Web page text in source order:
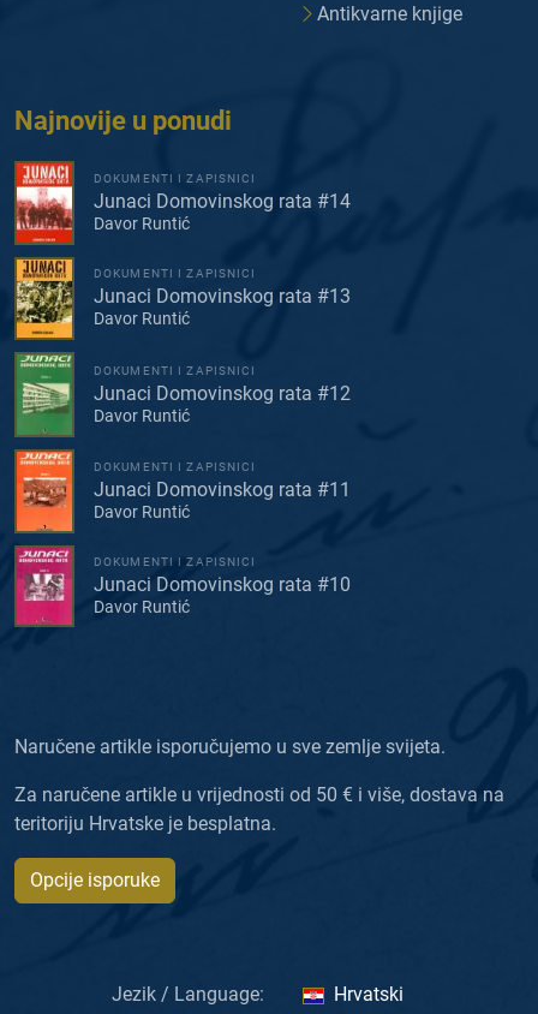
Antikvarne knjige
Najnovije u ponudi
DOKUMENTI I ZAPISNICI
Junaci Domovinskog rata #14
Davor Runtić
DOKUMENTI I ZAPISNICI
Junaci Domovinskog rata #13
Davor Runtić
DOKUMENTI I ZAPISNICI
Junaci Domovinskog rata #12
Davor Runtić
DOKUMENTI I ZAPISNICI
Junaci Domovinskog rata #11
Davor Runtić
DOKUMENTI I ZAPISNICI
Junaci Domovinskog rata #10
Davor Runtić
Naručene artikle isporučujemo u sve zemlje svijeta.
Za naručene artikle u vrijednosti od 50 € i više, dostava na
teritoriju Hrvatske je besplatna.
Opcije isporuke
Jezik / Language: Hrvatski